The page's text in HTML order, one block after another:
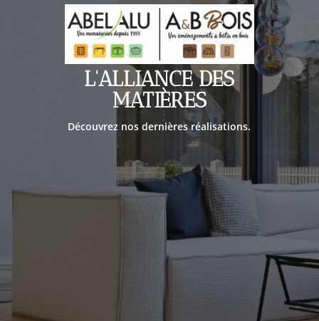
L'ALLIANCE DES
MATIÈRES
Découvrez nos dernières réalisations.